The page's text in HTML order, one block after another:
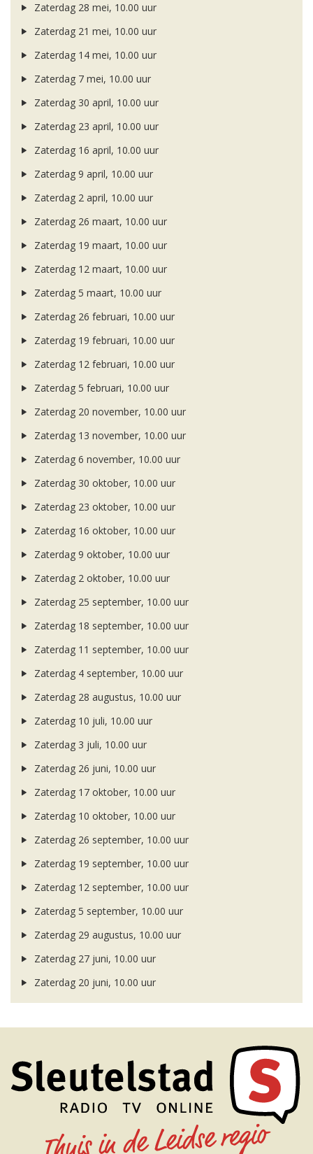
Zaterdag 28 mei, 10.00 uur
Zaterdag 21 mei, 10.00 uur
Zaterdag 14 mei, 10.00 uur
Zaterdag 7 mei, 10.00 uur
Zaterdag 30 april, 10.00 uur
Zaterdag 23 april, 10.00 uur
Zaterdag 16 april, 10.00 uur
Zaterdag 9 april, 10.00 uur
Zaterdag 2 april, 10.00 uur
Zaterdag 26 maart, 10.00 uur
Zaterdag 19 maart, 10.00 uur
Zaterdag 12 maart, 10.00 uur
Zaterdag 5 maart, 10.00 uur
Zaterdag 26 februari, 10.00 uur
Zaterdag 19 februari, 10.00 uur
Zaterdag 12 februari, 10.00 uur
Zaterdag 5 februari, 10.00 uur
Zaterdag 20 november, 10.00 uur
Zaterdag 13 november, 10.00 uur
Zaterdag 6 november, 10.00 uur
Zaterdag 30 oktober, 10.00 uur
Zaterdag 23 oktober, 10.00 uur
Zaterdag 16 oktober, 10.00 uur
Zaterdag 9 oktober, 10.00 uur
Zaterdag 2 oktober, 10.00 uur
Zaterdag 25 september, 10.00 uur
Zaterdag 18 september, 10.00 uur
Zaterdag 11 september, 10.00 uur
Zaterdag 4 september, 10.00 uur
Zaterdag 28 augustus, 10.00 uur
Zaterdag 10 juli, 10.00 uur
Zaterdag 3 juli, 10.00 uur
Zaterdag 26 juni, 10.00 uur
Zaterdag 17 oktober, 10.00 uur
Zaterdag 10 oktober, 10.00 uur
Zaterdag 26 september, 10.00 uur
Zaterdag 19 september, 10.00 uur
Zaterdag 12 september, 10.00 uur
Zaterdag 5 september, 10.00 uur
Zaterdag 29 augustus, 10.00 uur
Zaterdag 27 juni, 10.00 uur
Zaterdag 20 juni, 10.00 uur